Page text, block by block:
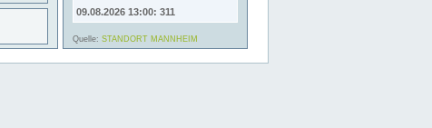
09.08.2026 13:00: 311
Quelle: STANDORT MANNHEIM